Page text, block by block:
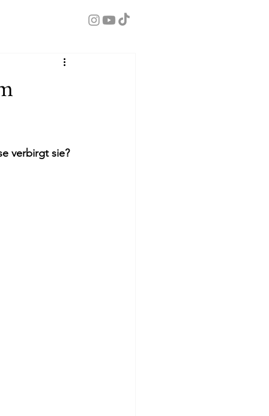
verbirgt sie?